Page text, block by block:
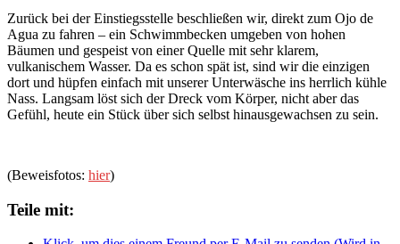
Zurück bei der Einstiegsstelle beschließen wir, direkt zum Ojo de
Agua zu fahren – ein Schwimmbecken umgeben von hohen
Bäumen und gespeist von einer Quelle mit sehr klarem,
vulkanischem Wasser. Da es schon spät ist, sind wir die einzigen
dort und hüpfen einfach mit unserer Unterwäsche ins herrlich kühle
Nass. Langsam löst sich der Dreck vom Körper, nicht aber das
Gefühl, heute ein Stück über sich selbst hinausgewachsen zu sein.
(Beweisfotos: hier)
Teile mit: